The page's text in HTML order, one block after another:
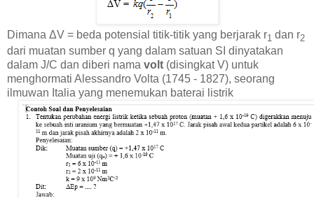
Dimana ΔV = beda potensial titik-titik yang berjarak r1 dan r2
dari muatan sumber q yang dalam satuan SI dinyatakan
dalam J/C dan diberi nama volt (disingkat V) untuk
menghormati Alessandro Volta (1745 - 1827), seorang
ilmuwan Italia yang menemukan baterai listrik